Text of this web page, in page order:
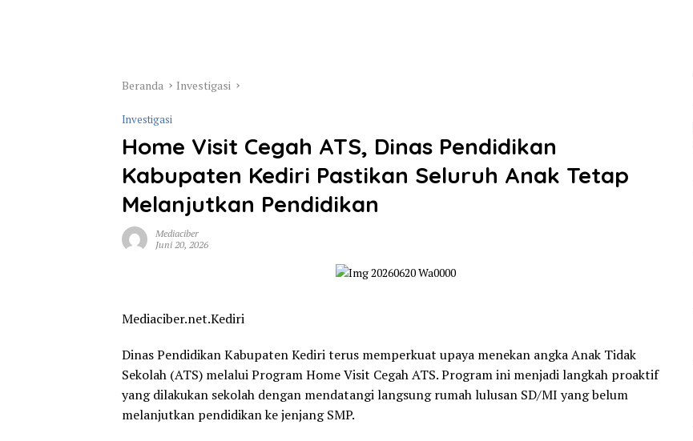
Beranda Investigasi
Investigasi
Home Visit Cegah ATS, Dinas Pendidikan
Kabupaten Kediri Pastikan Seluruh Anak Tetap
Melanjutkan Pendidikan
Mediaciber
Juni 20, 2026
Mediaciber.net.Kediri
Dinas Pendidikan Kabupaten Kediri terus memperkuat upaya menekan angka Anak Tidak
Sekolah (ATS) melalui Program Home Visit Cegah ATS. Program ini menjadi langkah proaktif
yang dilakukan sekolah dengan mendatangi langsung rumah lulusan SD/MI yang belum
melanjutkan pendidikan ke jenjang SMP.